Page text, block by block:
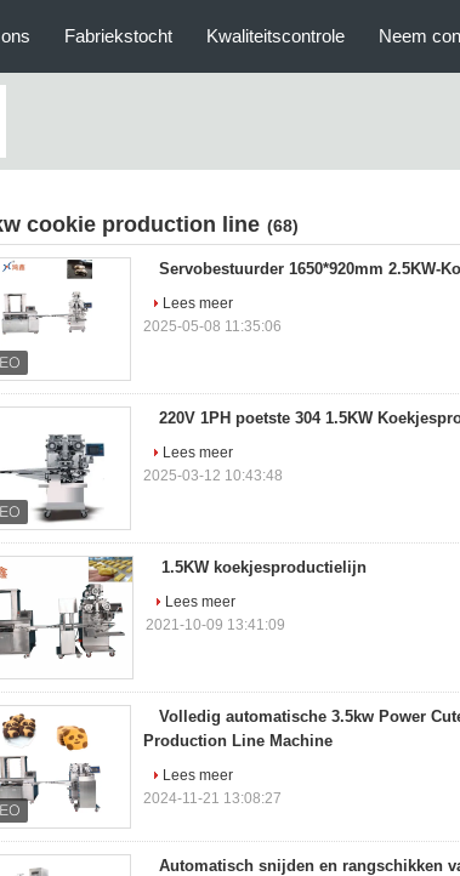
Fabriekstocht Kwaliteitscontrole Neem
cookie production line (68)
Servobestuurder 1650*920mm 2.5KW-
Lees meer
2025-05-08 11:35:06
220V 1PH poetste 304 1.5KW
Lees meer
2025-03-12 10:43:48
1.5KW koekjesproductielijn
Lees meer
2021-10-09 13:41:09
Volledig automatische 3.5kw Power
Production Line Machine
Lees meer
2024-11-21 13:08:27
Automatisch snijden en rangschikken